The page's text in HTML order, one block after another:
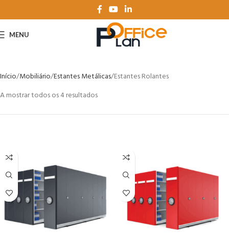
MENU
Início Mobiliário Estantes Metálicas Estantes Rolantes
A mostrar todos os 4 resultados